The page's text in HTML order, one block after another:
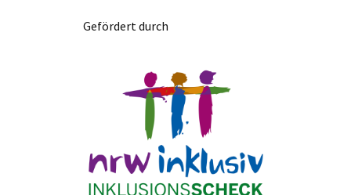
Gefördert durch